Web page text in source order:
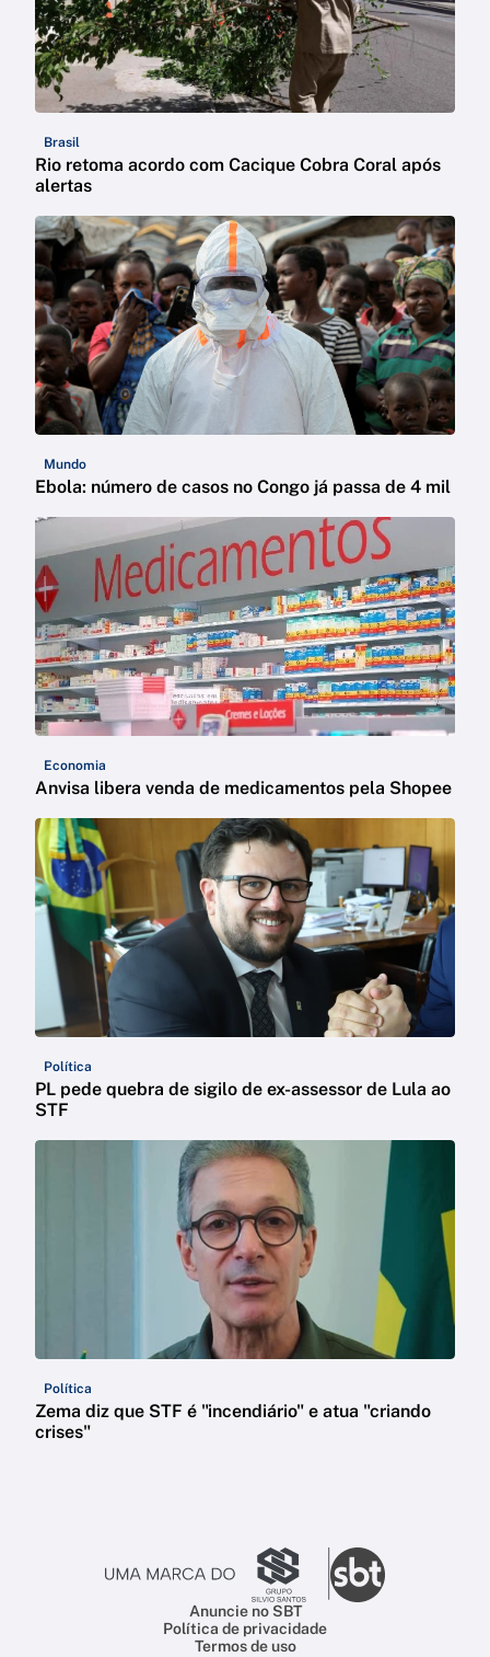
Brasil
Rio retoma acordo com Cacique Cobra Coral após
alertas
Mundo
Ebola: número de casos no Congo já passa de 4 mil
Economia
Anvisa libera venda de medicamentos pela Shopee
Política
PL pede quebra de sigilo de ex-assessor de Lula ao
STF
Política
Zema diz que STF é "incendiário" e atua "criando
crises"
Anuncie no SBT
Política de privacidade
Termos de uso